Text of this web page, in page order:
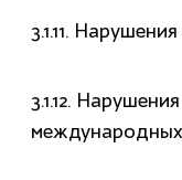
3.1.11.
3.1.12.